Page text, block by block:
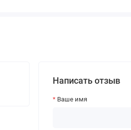
Написать отзыв
Ваше имя